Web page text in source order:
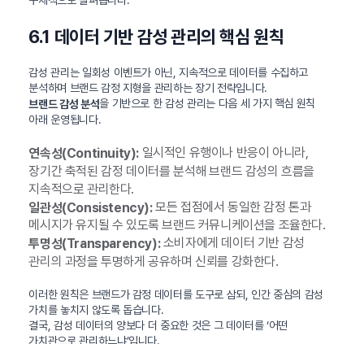
6.1 데이터 기반 감성 관리의 핵심 원칙
감성 관리는 일회성 이벤트가 아닌, 지속적으로 데이터를 수집하고
분석하며 브랜드 감정 지형을 관리하는 장기 전략입니다.
브랜드 감성 분석을 기반으로 한 감성 관리는 다음 세 가지 핵심 원칙
아래 운영됩니다.
연속성(Continuity):일시적인 유행이나 반응이 아니라,
장기간 축적된 감정 데이터를 분석해 브랜드 감성의 흐름을
지속적으로 관리한다.
일관성(Consistency):모든 접점에서 동일한 감정 톤과
메시지가 유지될 수 있도록 브랜드 커뮤니케이션을 조율한다.
투명성(Transparency):소비자에게 데이터 기반 감성
관리의 과정을 투명하게 공유하며 신뢰를 강화한다.
이러한 원칙은 브랜드가 감정 데이터를 도구로 삼되, 인간 중심의 감성
가치를 놓치지 않도록 돕습니다.
결국, 감성 데이터의 양보다 더 중요한 것은 그 데이터를 ‘어떤
가치관으로 관리하느냐’입니다.